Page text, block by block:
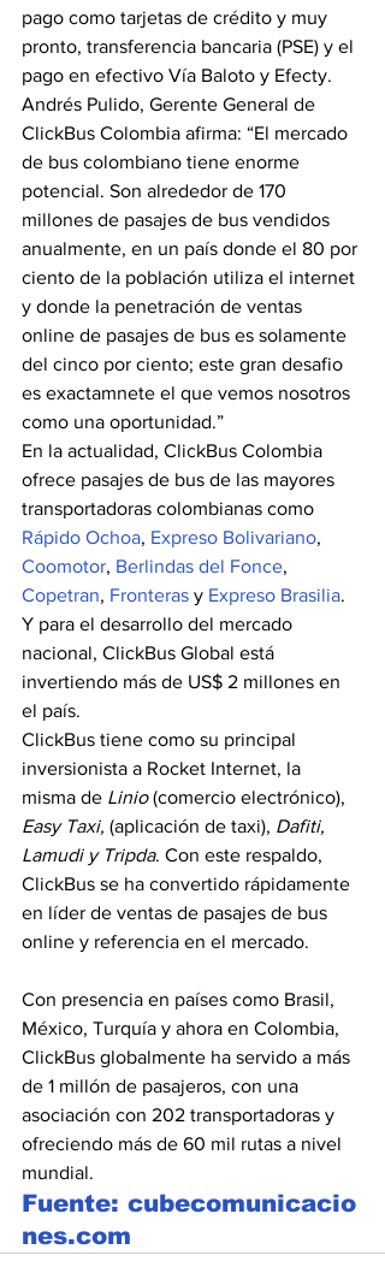
pago como tarjetas de crédito y muy
pronto, transferencia bancaria (PSE) y el
pago en efectivo Vía Baloto y Efecty.
Andrés Pulido, Gerente General de
ClickBus Colombia afirma: “El mercado
de bus colombiano tiene enorme
potencial. Son alrededor de 170
millones de pasajes de bus vendidos
anualmente, en un país donde el 80 por
ciento de la población utiliza el internet
y donde la penetración de ventas
online de pasajes de bus es solamente
del cinco por ciento; este gran desafio
es exactamnete el que vemos nosotros
como una oportunidad.”
En la actualidad, ClickBus Colombia
ofrece pasajes de bus de las mayores
transportadoras colombianas como
Rápido Ochoa, Expreso Bolivariano,
Coomotor, Berlindas del Fonce,
Copetran, Fronteras y Expreso Brasilia.
Y para el desarrollo del mercado
nacional, ClickBus Global está
invertiendo más de US$ 2 millones en
el país.
ClickBus tiene como su principal
inversionista a Rocket Internet, la
misma de Linio (comercio electrónico),
Easy Taxi, (aplicación de taxi), Dafiti,
Lamudi y Tripda. Con este respaldo,
ClickBus se ha convertido rápidamente
en líder de ventas de pasajes de bus
online y referencia en el mercado.
Con presencia en países como Brasil,
México, Turquía y ahora en Colombia,
ClickBus globalmente ha servido a más
de 1 millón de pasajeros, con una
asociación con 202 transportadoras y
ofreciendo más de 60 mil rutas a nivel
mundial.
Fuente: cubecomunicacio
nes.com